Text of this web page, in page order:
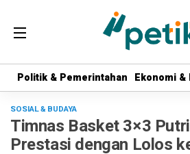
Politik & Pemerintahan Ekonomi &
Politik & Pemerintahan Ekonomi &
SOSIAL & BUDAYA
Timnas Basket 3×3
Prestasi dengan Lolos